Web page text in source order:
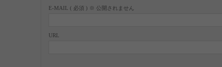
E-MAIL ( 必須 ) ※ 公開されません
URL